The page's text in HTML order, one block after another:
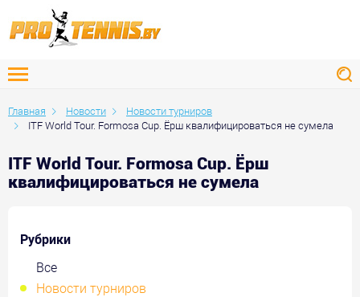
Главная Новости
Новости турниров
ITF World Tour. Formosa Cup. Ёрш квалифицироваться не сумела
ITF World Tour. Formosa Cup. Ёрш
квалифицироваться не сумела
Рубрики
Все
Новости турниров